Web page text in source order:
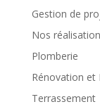
Gestion de
Nos
Plomberie
Rénovation et
Terrassement